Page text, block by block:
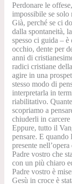
Perdonare le
impossibile se solo
Già, perché se ci
dalla spontaneità,
spesso ci guida –
occhio, dente per
anni di
radici cristiane
agire in una
stesso modo di
interpretarla in
riabilitativo.
scopriamo a
chiuderli in carcere
Eppure, tutto il
pensare. E quando
presente
Padre vostro che
con un più chiaro
Padre vostro è
Gesù in croce è